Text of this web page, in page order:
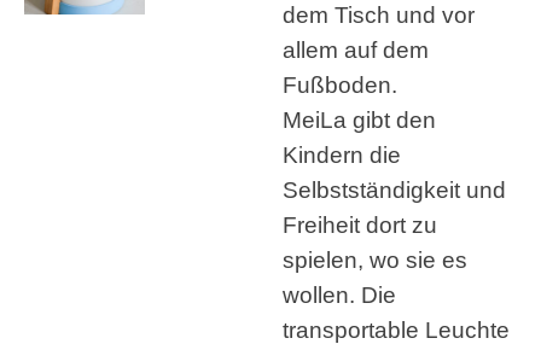
dem Tisch und vor
allem auf dem
Fußboden.
MeiLa gibt den
Kindern die
Selbstständigkeit und
Freiheit dort zu
spielen, wo sie es
wollen. Die
transportable Leuchte